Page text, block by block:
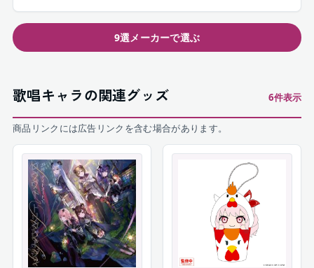
9選メーカーで選ぶ
歌唱キャラの関連グッズ 6件表示
商品リンクには広告リンクを含む場合があります。